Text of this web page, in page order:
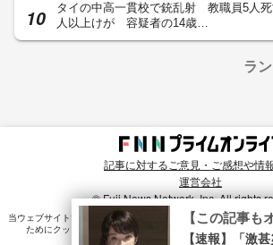
タイの中高一貫校で銃乱射 教職員5人
人以上けが 容疑者の14歳…
ラ
記事に対するご意見・ご感想や情
運営会社
© Fuji News Network, Inc. All rights
当ウェブサイトでは、ユーザのニーズ・興味・関⼼に合致したコ
ためにクッキーを使⽤しています。詳細は、
プライバシーポ
【この記事も
【速報】「激